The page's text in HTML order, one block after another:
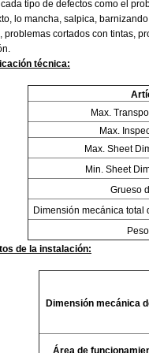
tipo de defectos como el
lo mancha, salpica,
problemas cortados con tintas,
técnica:
Max.
Max.
Max. Sheet
Min. Sheet
Grueso
Dimensión mecánica total
de la instalación:
Dimensión mecánica
Área de